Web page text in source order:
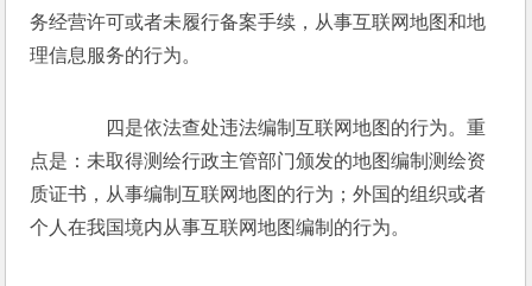
务经营许可或者未履行备案手续，从事互联网地图和地
理信息服务的行为。
四是依法查处违法编制互联网地图的行为。重
点是：未取得测绘行政主管部门颁发的地图编制测绘资
质证书，从事编制互联网地图的行为；外国的组织或者
个人在我国境内从事互联网地图编制的行为。